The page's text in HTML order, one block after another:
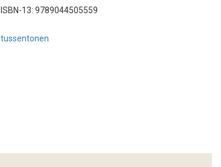
ISBN-13: 9789044505559
tussentonen